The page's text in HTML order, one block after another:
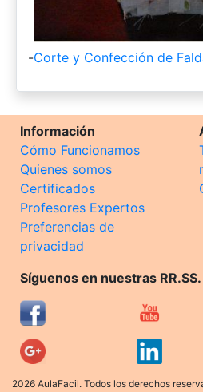
-Corte y Confección de
Información
Cómo Funcionamos
Quienes somos
Certificados
Profesores Expertos
Preferencias de
privacidad
Síguenos en nuestras RR.SS.
2026 AulaFacil. Todos los derechos